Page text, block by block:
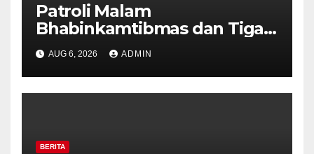
Patroli Malam
Bhabinkamtibmas dan Tiga
Pilar Kelurahan Ungaran
Perkuat Kamtibmas, Warga
Diajak Aktifkan Ronda
AUG 6, 2026 ADMIN
BERITA